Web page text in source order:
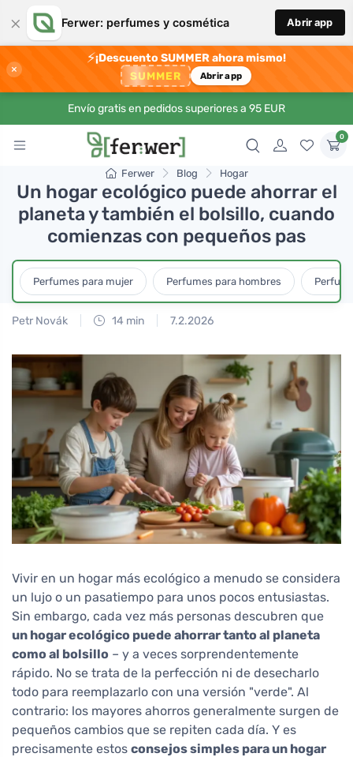
× Ferwer: perfumes y cosmética Abrir app
×
⚡¡Descuento SUMMER ahora mismo!
SUMMER Abrir app
Envío gratis en pedidos superiores a 95 EUR
0
Ferwer Blog Hogar
Un hogar ecológico puede ahorrar el
planeta y también el bolsillo, cuando
comienzas con pequeños pas
Perfumes para mujer Perfumes para hombres
Petr Novák 14 min 7.2.2026
Vivir en un hogar más ecológico a menudo se considera
un lujo o un pasatiempo para unos pocos entusiastas.
Sin embargo, cada vez más personas descubren que
un hogar ecológico puede ahorrar tanto al planeta
como al bolsillo – y a veces sorprendentemente
rápido. No se trata de la perfección ni de desecharlo
todo para reemplazarlo con una versión "verde". Al
contrario: los mayores ahorros generalmente surgen de
pequeños cambios que se repiten cada día. Y es
precisamente estos consejos simples para un hogar